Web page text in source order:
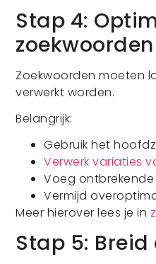
Stap 4:
zoekwoorden
Zoekwoorden moeten
verwerkt worden.
Belangrijk:
Gebruik het
Verwerk variaties
Voeg
Vermijd
Meer hierover lees je in
Stap 5: